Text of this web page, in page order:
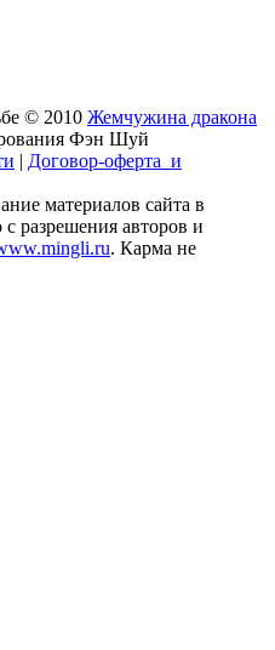
© 2010 Жемчужина дракона
Фэн Шуй
| Договор-оферта и
материалов сайта в
разрешения авторов и
. Карма не